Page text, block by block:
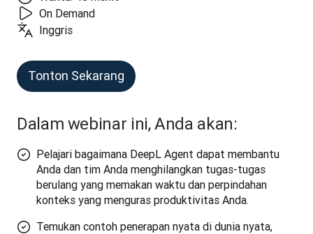
On Demand
Inggris
Tonton Sekarang
Dalam webinar ini, Anda akan:
Pelajari bagaimana DeepL Agent dapat membantu
Anda dan tim Anda menghilangkan tugas-tugas
berulang yang memakan waktu dan perpindahan
konteks yang menguras produktivitas Anda.
Temukan contoh penerapan nyata di dunia nyata,